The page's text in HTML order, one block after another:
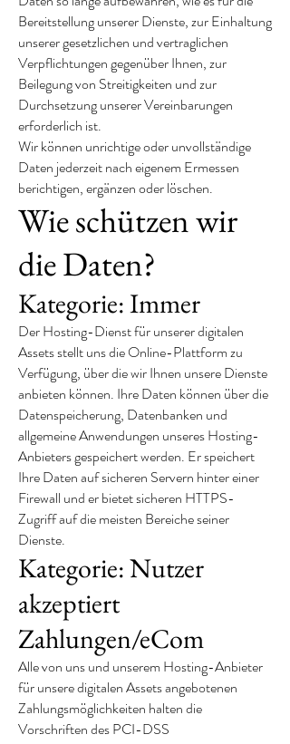
Bereitstellung unserer Dienste, zur Einhaltung
unserer gesetzlichen und vertraglichen
Verpflichtungen gegenüber Ihnen, zur
Beilegung von Streitigkeiten und zur
Durchsetzung unserer Vereinbarungen
erforderlich ist.
Wir können unrichtige oder unvollständige
Daten jederzeit nach eigenem Ermessen
berichtigen, ergänzen oder löschen.
Wie schützen wir
die Daten?
Kategorie: Immer
Der Hosting-Dienst für unserer digitalen
Assets stellt uns die Online-Plattform zu
Verfügung, über die wir Ihnen unsere Dienste
anbieten können. Ihre Daten können über die
Datenspeicherung, Datenbanken und
allgemeine Anwendungen unseres Hosting-
Anbieters gespeichert werden. Er speichert
Ihre Daten auf sicheren Servern hinter einer
Firewall und er bietet sicheren HTTPS-
Zugriff auf die meisten Bereiche seiner
Dienste.
Kategorie: Nutzer
akzeptiert
Zahlungen/eCom
Alle von uns und unserem Hosting-Anbieter
für unsere digitalen Assets angebotenen
Zahlungsmöglichkeiten halten die
Vorschriften des PCI-DSS